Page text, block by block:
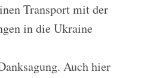
Transport mit der
in die Ukraine
Auch hier